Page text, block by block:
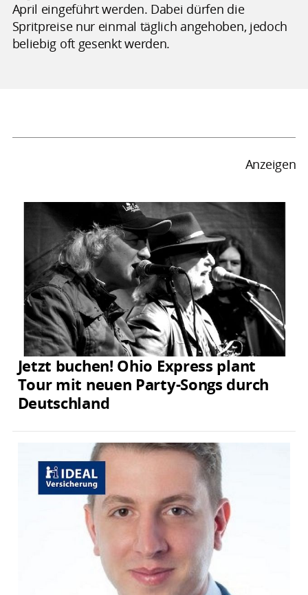
April eingeführt werden. Dabei dürfen die
Spritpreise nur einmal täglich angehoben, jedoch
beliebig oft gesenkt werden.
Anzeigen
Jetzt buchen! Ohio Express plant
Tour mit neuen Party-Songs durch
Deutschland